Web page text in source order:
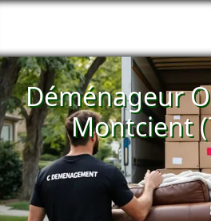
Déménageur
Montcient